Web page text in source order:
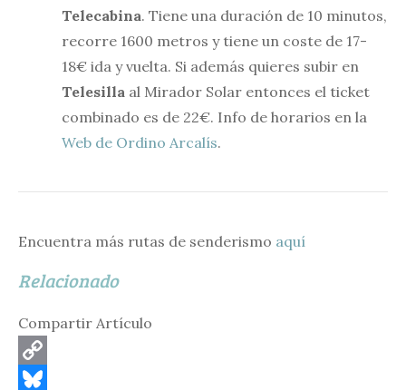
Telecabina. Tiene una duración de 10 minutos,
recorre 1600 metros y tiene un coste de 17-
18€ ida y vuelta. Si además quieres subir en
Telesilla al Mirador Solar entonces el ticket
combinado es de 22€. Info de horarios en la
Web de Ordino Arcalís.
Encuentra más rutas de senderismo aquí
Relacionado
Compartir Artículo
C